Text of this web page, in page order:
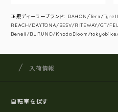
正規ディーラーブランド: DAHON/Tern/
REACH/DAYTONA/BESV/RITEWAY/GT/
Beneli/BURUNO/KhodaBloom/
サイト内の現在地
サイクルショップナカゴヤ
入荷情報
自転車を探す